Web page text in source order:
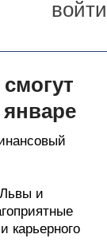
войти
и
карьерного